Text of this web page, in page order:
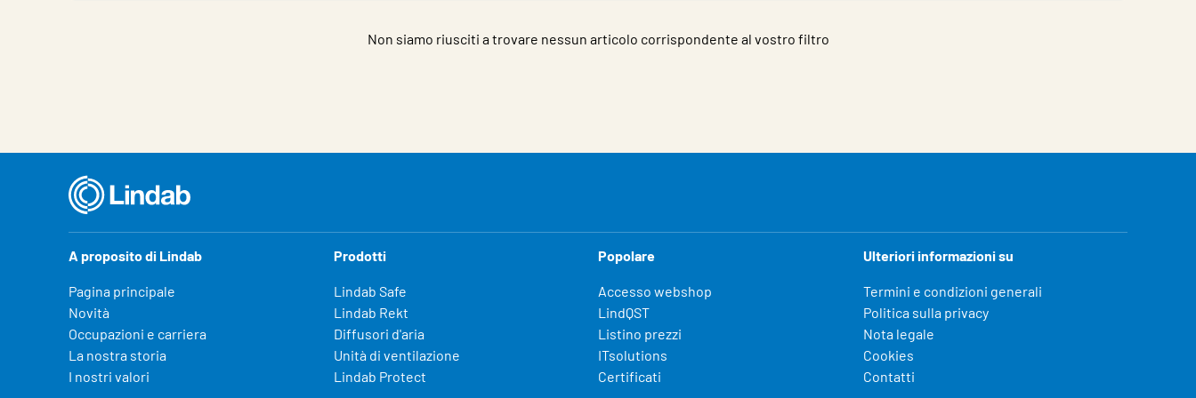
Non siamo riusciti a trovare nessun articolo corrispondente al vostro filtro
A proposito di Lindab
Pagina principale
Novità
Occupazioni e carriera
La nostra storia
I nostri valori
Prodotti
Lindab Safe
Lindab Rekt
Diffusori d'aria
Unità di ventilazione
Lindab Protect
Popolare
Accesso webshop
LindQST
Listino prezzi
ITsolutions
Certificati
Ulteriori informazioni su
Termini e condizioni generali
Politica sulla privacy
Nota legale
Cookies
Contatti